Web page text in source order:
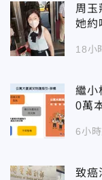
周玉
她約
18小
繼小
0萬
6小
致癌